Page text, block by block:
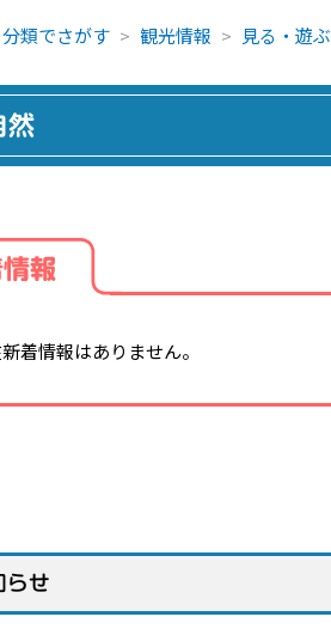
分類でさがす 観光情報 見る・遊ぶ
然
報
着情報はありません。
らせ